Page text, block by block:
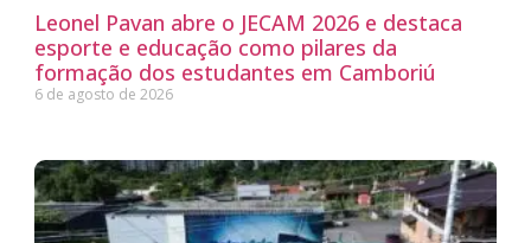
Leonel Pavan abre o JECAM 2026 e destaca
esporte e educação como pilares da
formação dos estudantes em Camboriú
6 de agosto de 2026